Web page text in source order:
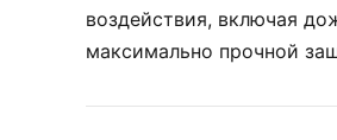
воздействия, включая
максимально прочной